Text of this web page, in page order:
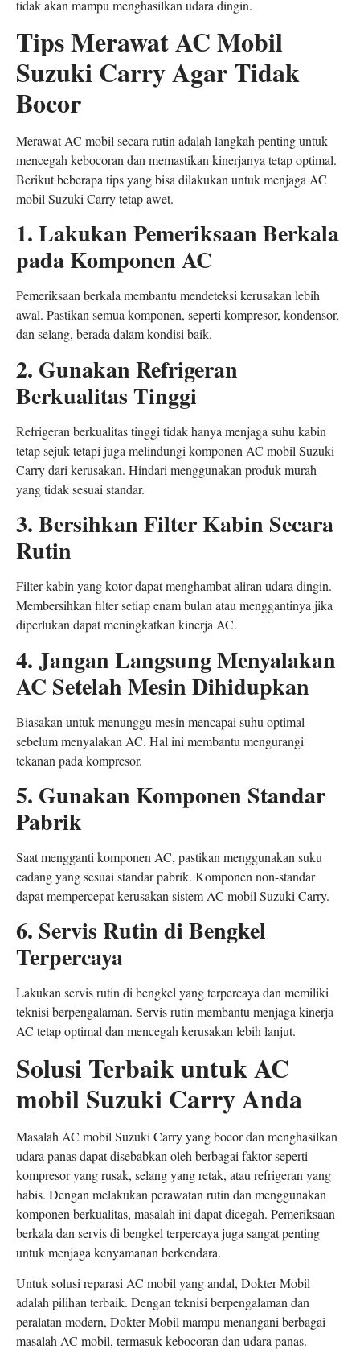
tidak akan mampu menghasilkan udara dingin.
Tips Merawat AC Mobil
Suzuki Carry Agar Tidak
Bocor
Merawat AC mobil secara rutin adalah langkah penting untuk
mencegah kebocoran dan memastikan kinerjanya tetap optimal.
Berikut beberapa tips yang bisa dilakukan untuk menjaga AC
mobil Suzuki Carry tetap awet.
1. Lakukan Pemeriksaan Berkala
pada Komponen AC
Pemeriksaan berkala membantu mendeteksi kerusakan lebih
awal. Pastikan semua komponen, seperti kompresor, kondensor,
dan selang, berada dalam kondisi baik.
2. Gunakan Refrigeran
Berkualitas Tinggi
Refrigeran berkualitas tinggi tidak hanya menjaga suhu kabin
tetap sejuk tetapi juga melindungi komponen AC mobil Suzuki
Carry dari kerusakan. Hindari menggunakan produk murah
yang tidak sesuai standar.
3. Bersihkan Filter Kabin Secara
Rutin
Filter kabin yang kotor dapat menghambat aliran udara dingin.
Membersihkan filter setiap enam bulan atau menggantinya jika
diperlukan dapat meningkatkan kinerja AC.
4. Jangan Langsung Menyalakan
AC Setelah Mesin Dihidupkan
Biasakan untuk menunggu mesin mencapai suhu optimal
sebelum menyalakan AC. Hal ini membantu mengurangi
tekanan pada kompresor.
5. Gunakan Komponen Standar
Pabrik
Saat mengganti komponen AC, pastikan menggunakan suku
cadang yang sesuai standar pabrik. Komponen non-standar
dapat mempercepat kerusakan sistem AC mobil Suzuki Carry.
6. Servis Rutin di Bengkel
Terpercaya
Lakukan servis rutin di bengkel yang terpercaya dan memiliki
teknisi berpengalaman. Servis rutin membantu menjaga kinerja
AC tetap optimal dan mencegah kerusakan lebih lanjut.
Solusi Terbaik untuk AC
mobil Suzuki Carry Anda
Masalah AC mobil Suzuki Carry yang bocor dan menghasilkan
udara panas dapat disebabkan oleh berbagai faktor seperti
kompresor yang rusak, selang yang retak, atau refrigeran yang
habis. Dengan melakukan perawatan rutin dan menggunakan
komponen berkualitas, masalah ini dapat dicegah. Pemeriksaan
berkala dan servis di bengkel terpercaya juga sangat penting
untuk menjaga kenyamanan berkendara.
Untuk solusi reparasi AC mobil yang andal, Dokter Mobil
adalah pilihan terbaik. Dengan teknisi berpengalaman dan
peralatan modern, Dokter Mobil mampu menangani berbagai
masalah AC mobil, termasuk kebocoran dan udara panas.